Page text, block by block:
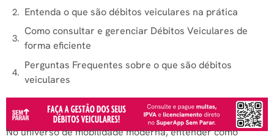
Entenda o que são débitos veiculares na prática
Como consultar e gerenciar Débitos Veiculares de
forma eficiente
Perguntas Frequentes sobre o que são débitos
veiculares
No universo de mobilidade moderna, entender como